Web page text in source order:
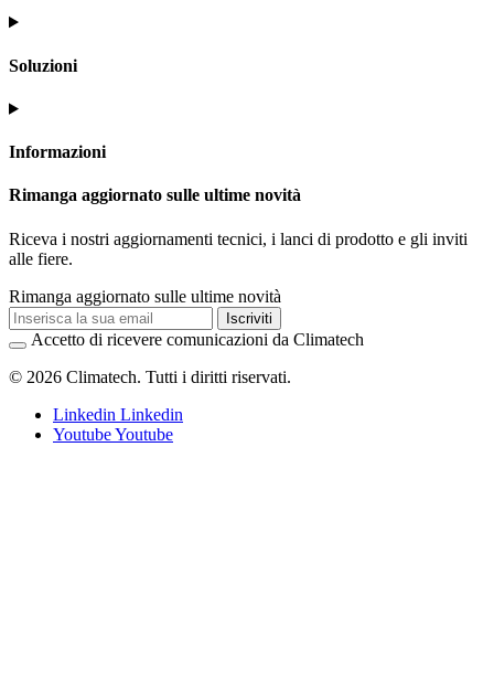
Soluzioni
Informazioni
Rimanga aggiornato sulle ultime novità
Riceva i nostri aggiornamenti tecnici, i lanci di prodotto e gli inviti
alle fiere.
Rimanga aggiornato sulle ultime novità
Iscriviti
Accetto di ricevere comunicazioni da Climatech
© 2026 Climatech. Tutti i diritti riservati.
Linkedin Linkedin
YoutubeYoutube